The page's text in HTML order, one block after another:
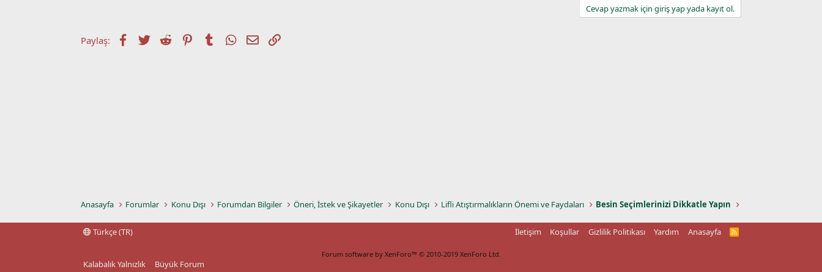
i
Cevap yazmak için giriş yap yada kayıt ol.
Paylaş: Facebook
TwitterReddit PinterestTumblrWhatsApp
E-postaLink
Anasayfa Forumlar Konu Dışı Forumdan Bilgiler Öneri, İstek ve Şikayetler Konu Dışı Lifli Atıştırmalıkların Önemi ve Faydaları Besin Seçimlerinizi Dikkatle Yapın
Türkçe (TR) İletişim Koşullar Gizlilik Politikası Yardım Anasayfa
R
Forum software by XenForo™ © 2010-2019 XenForo Ltd.
Kalabalık Yalnızlık Büyük Forum